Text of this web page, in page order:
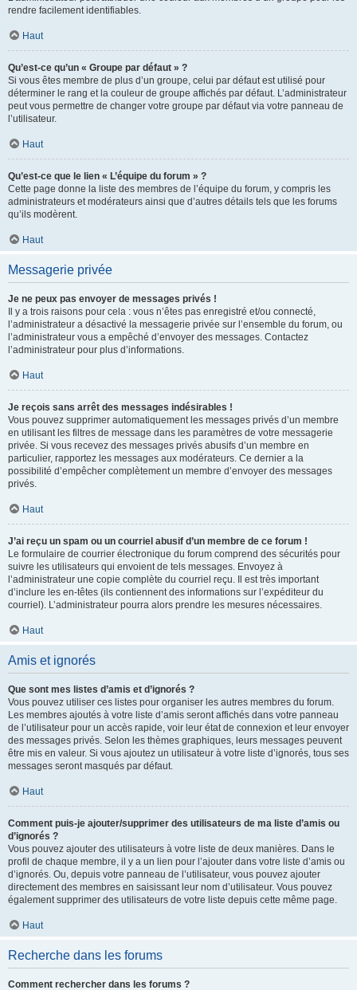
rendre facilement identifiables.
Haut
Qu’est-ce qu’un « Groupe par défaut » ?
Si vous êtes membre de plus d’un groupe, celui par défaut est utilisé pour
déterminer le rang et la couleur de groupe affichés par défaut. L’administrateur
peut vous permettre de changer votre groupe par défaut via votre panneau de
l’utilisateur.
Haut
Qu’est-ce que le lien « L’équipe du forum » ?
Cette page donne la liste des membres de l’équipe du forum, y compris les
administrateurs et modérateurs ainsi que d’autres détails tels que les forums
qu’ils modèrent.
Haut
Messagerie privée
Je ne peux pas envoyer de messages privés !
Il y a trois raisons pour cela : vous n’êtes pas enregistré et/ou connecté,
l’administrateur a désactivé la messagerie privée sur l’ensemble du forum, ou
l’administrateur vous a empêché d’envoyer des messages. Contactez
l’administrateur pour plus d’informations.
Haut
Je reçois sans arrêt des messages indésirables !
Vous pouvez supprimer automatiquement les messages privés d’un membre
en utilisant les filtres de message dans les paramètres de votre messagerie
privée. Si vous recevez des messages privés abusifs d’un membre en
particulier, rapportez les messages aux modérateurs. Ce dernier a la
possibilité d’empêcher complètement un membre d’envoyer des messages
privés.
Haut
J’ai reçu un spam ou un courriel abusif d’un membre de ce forum !
Le formulaire de courrier électronique du forum comprend des sécurités pour
suivre les utilisateurs qui envoient de tels messages. Envoyez à
l’administrateur une copie complète du courriel reçu. Il est très important
d’inclure les en-têtes (ils contiennent des informations sur l’expéditeur du
courriel). L’administrateur pourra alors prendre les mesures nécessaires.
Haut
Amis et ignorés
Que sont mes listes d’amis et d’ignorés ?
Vous pouvez utiliser ces listes pour organiser les autres membres du forum.
Les membres ajoutés à votre liste d’amis seront affichés dans votre panneau
de l’utilisateur pour un accès rapide, voir leur état de connexion et leur envoyer
des messages privés. Selon les thèmes graphiques, leurs messages peuvent
être mis en valeur. Si vous ajoutez un utilisateur à votre liste d’ignorés, tous ses
messages seront masqués par défaut.
Haut
Comment puis-je ajouter/supprimer des utilisateurs de ma liste d’amis ou
d’ignorés ?
Vous pouvez ajouter des utilisateurs à votre liste de deux manières. Dans le
profil de chaque membre, il y a un lien pour l’ajouter dans votre liste d’amis ou
d’ignorés. Ou, depuis votre panneau de l’utilisateur, vous pouvez ajouter
directement des membres en saisissant leur nom d’utilisateur. Vous pouvez
également supprimer des utilisateurs de votre liste depuis cette même page.
Haut
Recherche dans les forums
Comment rechercher dans les forums ?